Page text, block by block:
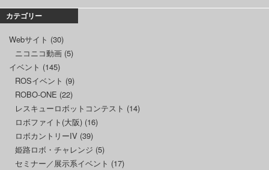
カテゴリー
Webサイト (30)
ニコニコ動画 (5)
イベント (145)
ROSイベント (9)
ROBO-ONE (22)
レスキューロボットコンテスト (14)
ロボファイト(大阪) (16)
ロボカントリーIV (39)
姫路ロボ・チャレンジ (5)
セミナー／展示系イベント (17)